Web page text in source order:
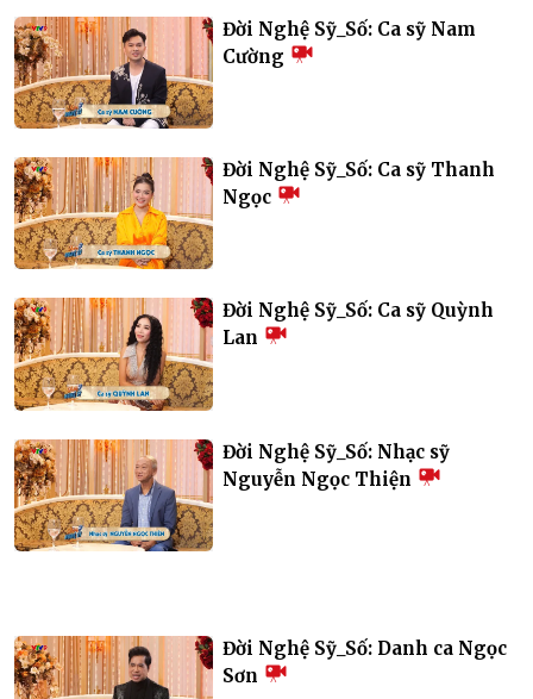
Đời Nghệ Sỹ_Số: Ca sỹ Nam
Cường
Đời Nghệ Sỹ_Số: Ca sỹ Thanh
Ngọc
Đời Nghệ Sỹ_Số: Ca sỹ Quỳnh
Lan
Đời Nghệ Sỹ_Số: Nhạc sỹ
Nguyễn Ngọc Thiện
Đời Nghệ Sỹ_Số: Danh ca Ngọc
Sơn